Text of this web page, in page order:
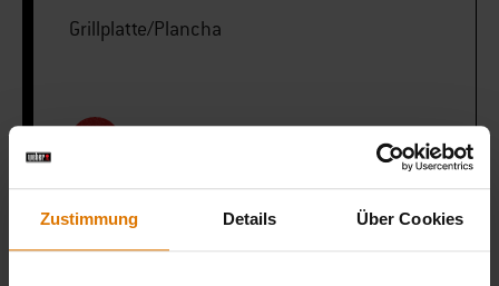
Zustimmung Details Über Cookies
Grillplatte/Plancha